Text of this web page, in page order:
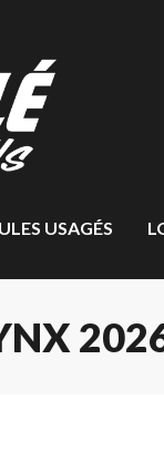
USAGÉS